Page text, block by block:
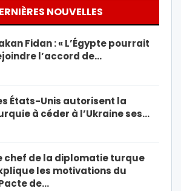
NOUVELLES
Fidan : « L’Égypte pourrait
l’accord de…
États-Unis autorisent la
à céder à l’Ukraine ses…
chef de la diplomatie turque
les motivations du
de…